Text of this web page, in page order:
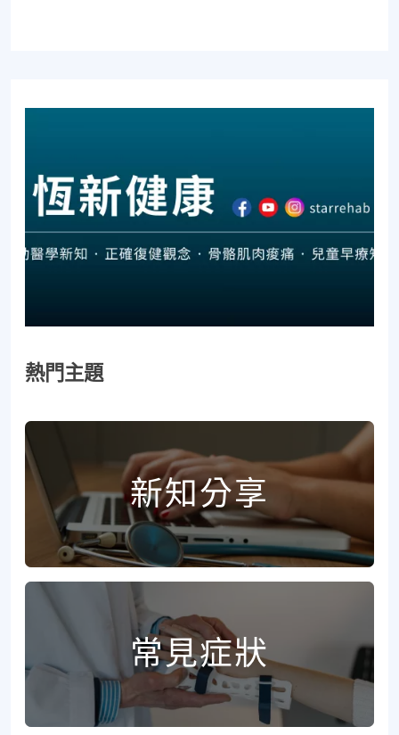
熱門主題
新知分享
常見症狀